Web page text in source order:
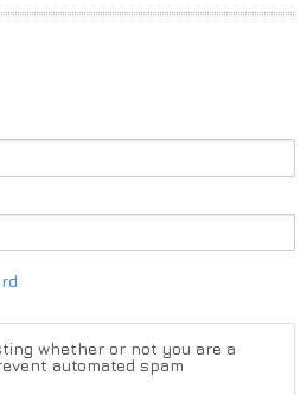
whether or not you are a
automated spam